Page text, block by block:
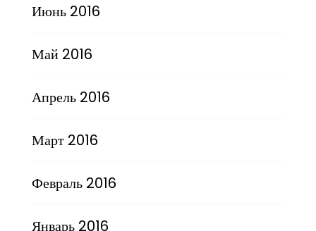
Июнь 2016
Май 2016
Апрель 2016
Март 2016
Февраль 2016
Январь 2016